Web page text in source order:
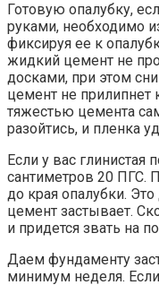
Готовую опалубку,
руками, необходимо
фиксируя ее к
жидкий цемент не
досками, при этом
цемент не
тяжестью цемента
разойтись, и пленка
Если у вас глинистая
сантиметров 20 ПГС.
до края опалубки.
цемент застывает.
и придется звать на
Даем фундаменту
минимум неделя.